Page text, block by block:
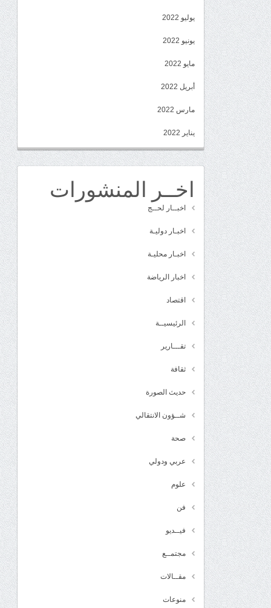
يوليو 2022
يونيو 2022
مايو 2022
أبريل 2022
مارس 2022
يناير 2022
اخــر المنشورات
اخبــار لحــج
اخبـار دوليـة
اخبـار محليـة
اخبار الرياضة
اقتصاد
الرئيسيــة
تقـــارير
ثقافة
حديث الصورة
شــؤون الانتقالي
صحة
عربي ودولي
علوم
فن
فيــديو
مجتمــع
مقــالات
منوعات